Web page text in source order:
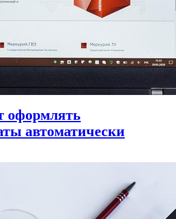
оформлять
автоматически